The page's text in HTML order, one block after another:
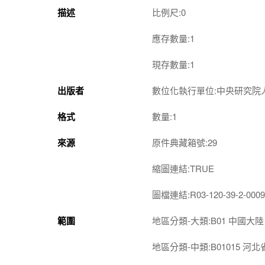
描述 比例尺:0
應存數量:1
現存數量:1
出版者 數位化執行單位:中央研究
格式 數量:1
來源 原件典藏箱號:29
縮圖連結:TRUE
圖檔連結:R03-120-39-2-0009
範圍 地區分類-大類:B01 中國大陸
地區分類-中類:B01015 河北